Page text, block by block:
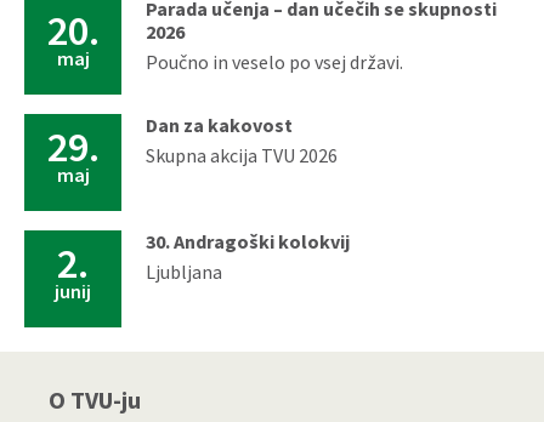
20.
maj
Parada učenja – dan učečih se skupnosti
2026
Poučno in veselo po vsej državi.
29.
maj
Dan za kakovost
Skupna akcija TVU 2026
2.
junij
30. Andragoški kolokvij
Ljubljana
O TVU-ju